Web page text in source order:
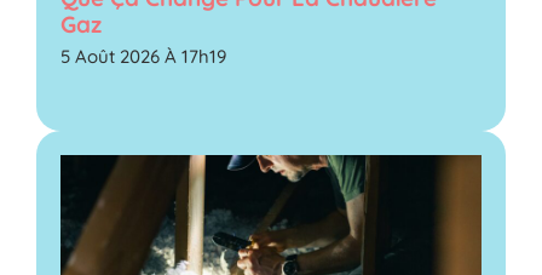
Gaz
5 Août 2026 À 17h19